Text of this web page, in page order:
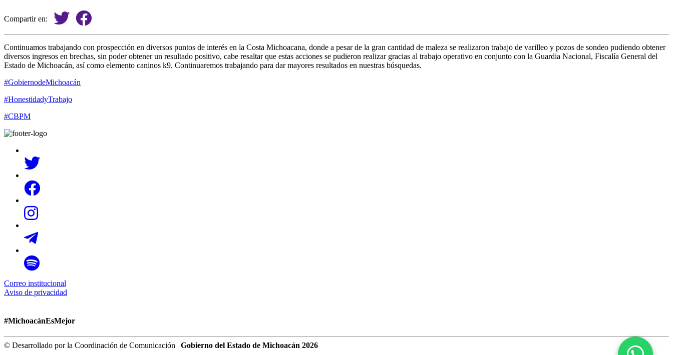
Compartir en:
Continuamos trabajando con prospección en diversos puntos de interés en la Costa Michoacana, donde a pesar de la gran cantidad de maleza se realizaron trabajo de varilleo y pozos de sondeo pudiendo obtener
diversos ingresos en brechas, sin poder obtener un resultado positivo, cabe resaltar que estas acciones se pudieron realizar gracias al trabajo operativo en conjunto con la Guardia Nacional, Fiscalía General del
Estado de Michoacán, así como elemento caninos k9. Continuaremos trabajando para dar mayores resultados en nuestras búsquedas.
#GobiernodeMichoacán
#HonestidadyTrabajo
#CBPM
Correo institucional
Aviso de privacidad
#MichoacánEsMejor
© Desarrollado por la Coordinación de Comunicación | Gobierno del Estado de Michoacán 2026